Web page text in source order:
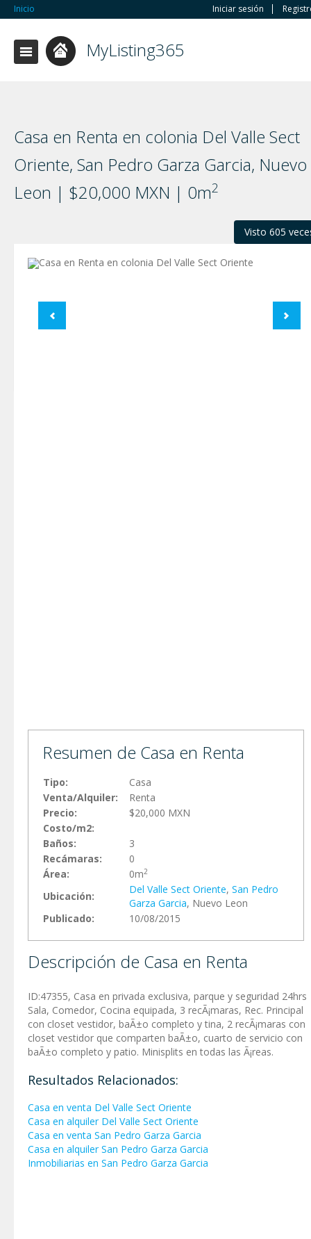
Inicio Iniciar sesión
MyListing365
Casa en Renta en colonia Del Valle Sect
Oriente, San Pedro Garza Garci­a, Nuevo
Leon | $20,000 MXN | 0m2
Visto 605
Resumen de Casa en Renta
Tipo:
Casa
Venta/Alquiler:
Renta
Precio:
$20,000 MXN
Costo/m2:
Baños:
3
Recámaras:
0
Área:
0m2
Ubicación:
Del Valle Sect Oriente, San Pedro
Garza Garci­a, Nuevo Leon
Publicado:
10/08/2015
Descripción de Casa en Renta
ID:47355, Casa en privada exclusiva, parque y seguridad 24hrs
Sala, Comedor, Cocina equipada, 3 recÃ¡maras, Rec. Principal
con closet vestidor, baÃ±o completo y tina, 2 recÃ¡maras con
closet vestidor que comparten baÃ±o, cuarto de servicio con
baÃ±o completo y patio. Minisplits en todas las Ã¡reas.
Resultados Relacionados:
Casa en venta Del Valle Sect Oriente
Casa en alquiler Del Valle Sect Oriente
Casa en venta San Pedro Garza Garci­a
Casa en alquiler San Pedro Garza Garci­a
Inmobiliarias en San Pedro Garza Garci­a